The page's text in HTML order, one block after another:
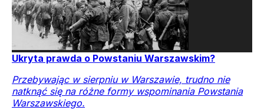
Ukryta prawda o Powstaniu Warszawskim?
Przebywając w sierpniu w Warszawie, trudno nie
natknąć się na różne formy wspominania Powstania
Warszawskiego.